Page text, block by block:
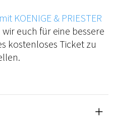
KOENIGE & PRIESTER
euch für eine bessere
kostenloses Ticket zu